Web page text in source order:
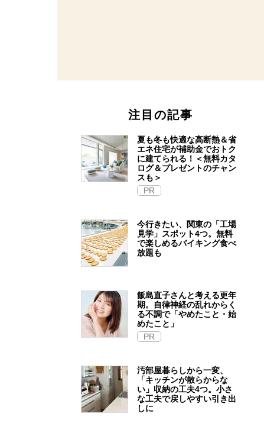
注目の記事
夏も冬も快適な高断熱＆省
エネ住宅が補助金でおトク
に建てられる！＜無料カタ
ログ＆プレゼントのチャン
スも＞
PR
今行きたい、関東の「工場
見学」スポット4つ。無料
で楽しめるバイキング食べ
放題も
飯島直子さんと考える更年
期。自律神経の乱れからく
る不調で「やめたこと・始
めたこと」
PR
汚部屋暮らしから一変、
「キッチンが散らからな
い」収納の工夫4つ。小さ
な工夫で戻しやすい引き出
しに